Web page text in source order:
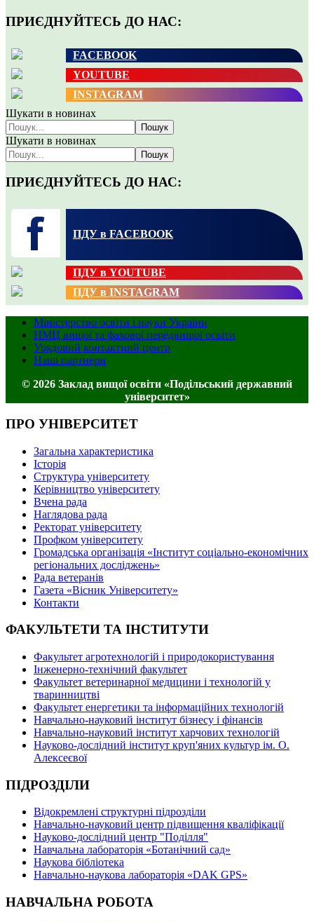
ПРИЄДНУЙТЕСЬ ДО НАС:
FACEBOOK
YOUTUBE
INSTAGRAM
Шукати в новинах
Пошук
Шукати в новинах
Пошук
ПРИЄДНУЙТЕСЬ ДО НАС:
ПДУ в FACEBOOK
ПДУ в YOUTUBE
ПДУ в INSTAGRAM
Міністерство освіти і науки України
НМЦ вищої та фахової передвищої освіти
Урядовий контактний центр
Наші партнери
© 2026 Заклад вищої освіти «Подільський державний
університет»
ПРО УНІВЕРСИТЕТ
Загальна характеристика
Історія
Структура університету
Керівництво університету
Вчена рада
Наглядова рада
Ректорат університету
Профком університету
Громадська організація «Інститут соціально-економічних
регіональних досліджень»
Рада ветеранів
Газета «Вісник Університету»
Контакти
ФАКУЛЬТЕТИ ТА ІНСТИТУТИ
Факультет агротехнологій і природокористування
Інженерно-технічний факультет
Факультет ветеринарної медицини і технологій у
тваринництві
Факультет енергетики та інформаційних технологій
Навчально-науковий інститут бізнесу і фінансів
Навчально-науковий інститут харчових технологій
Науково-дослідний інститут круп'яних культур ім. О.
Алексеєвої
ПІДРОЗДІЛИ
Відокремлені структурні підрозділи
Навчально-науковий центр підвищення кваліфікації
Науково-дослідний центр "Поділля"
Навчальна лабораторія «Ботанічний сад»
Наукова бібліотека
Навчально-наукова лабораторія «DAK GPS»
НАВЧАЛЬНА РОБОТА